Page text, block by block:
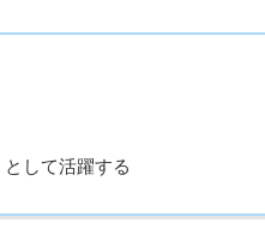
して活躍する